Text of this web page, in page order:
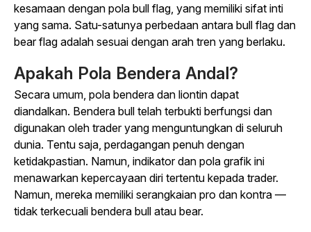
kesamaan dengan pola bull flag, yang memiliki sifat inti
yang sama. Satu-satunya perbedaan antara bull flag dan
bear flag adalah sesuai dengan arah tren yang berlaku.
Apakah Pola Bendera Andal?
Secara umum, pola bendera dan liontin dapat
diandalkan. Bendera bull telah terbukti berfungsi dan
digunakan oleh trader yang menguntungkan di seluruh
dunia. Tentu saja, perdagangan penuh dengan
ketidakpastian. Namun, indikator dan pola grafik ini
menawarkan kepercayaan diri tertentu kepada trader.
Namun, mereka memiliki serangkaian pro dan kontra —
tidak terkecuali bendera bull atau bear.